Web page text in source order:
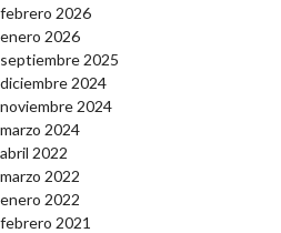
febrero 2026
enero 2026
septiembre 2025
diciembre 2024
noviembre 2024
marzo 2024
abril 2022
marzo 2022
enero 2022
febrero 2021